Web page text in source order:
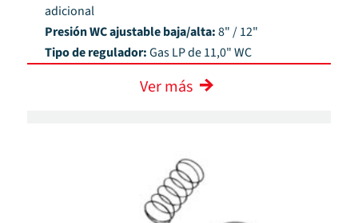
adicional
Presión WC ajustable baja/alta:8" / 12"
Tipo de regulador:Gas LP de 11,0" WC
Ver más